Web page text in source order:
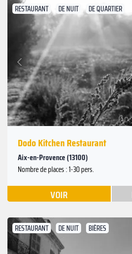
RESTAURANT DE NUIT DE QUARTIER
Précédent
Dodo Kitchen Restaurant
Aix-en-Provence (13100)
Nombre de places : 1-30 pers.
VOIR
RESTAURANT DE NUIT BIÈRES